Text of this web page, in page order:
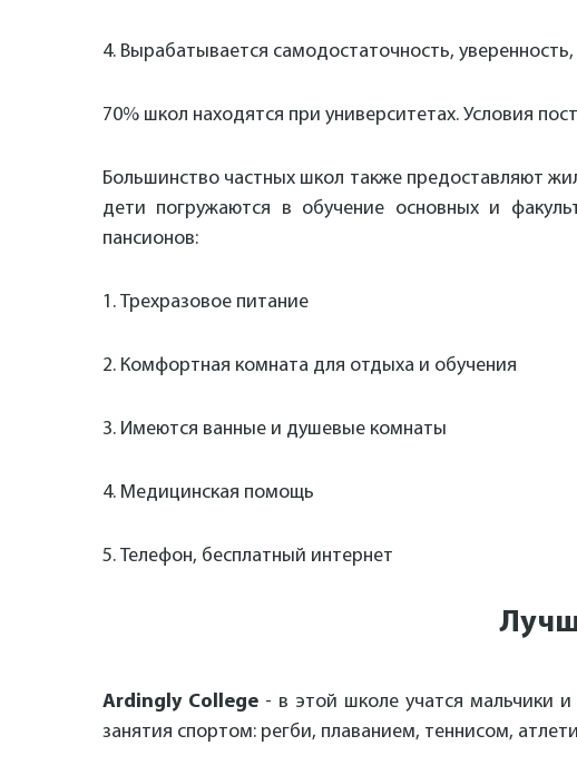
4. Вырабатывается самодостаточность,
70% школ находятся при университетах. Условия
Большинство частных школ также предоставляют
дети погружаются в обучение основных и
пансионов:
1. Трехразовое питание
2. Комфортная комната для отдыха и обучения
3. Имеются ванные и душевые комнаты
4. Медицинская помощь
5. Телефон, бесплатный интернет
Ardingly College - в этой школе учатся мальчики
занятия спортом: регби, плаванием, теннисом,